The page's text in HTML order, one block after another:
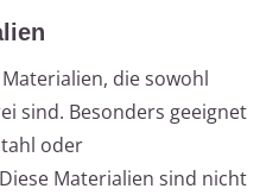
die sowohl
sind. Besonders geeignet
oder
Materialien sind nicht